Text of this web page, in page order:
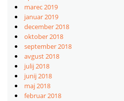
marec 2019
januar 2019
december 2018
oktober 2018
september 2018
avgust 2018
julij 2018
junij 2018
maj 2018
februar 2018